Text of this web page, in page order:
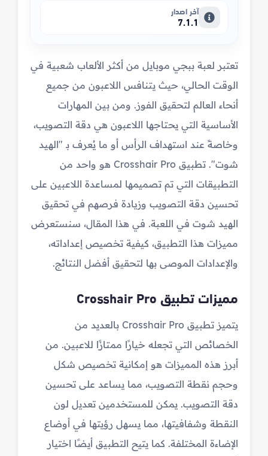
آخر اصدار
7.1.1
تعتبر لعبة ببجي موبايل من أكثر الألعاب شعبية في
الوقت الحالي، حيث يتنافس اللاعبون من جميع
أنحاء العالم لتحقيق الفوز. ومن بين المهارات
الأساسية التي يحتاجها اللاعبون هي دقة التصويب،
وخاصةً عند استهداف الرأس أو ما يُعرف بـ "الهيد
شوت". تطبيق Crosshair Pro هو واحد من
التطبيقات التي تم تصميمها لمساعدة اللاعبين على
تحسين دقة التصويب وزيادة فرصهم في تحقيق
الهيد شوت في اللعبة. في هذا المقال، سنستعرض
مميزات هذا التطبيق، كيفية تخصيص إعداداته،
والإعدادات الموصى بها لتحقيق أفضل النتائج.
مميزات تطبيق Crosshair Pro
يتميز تطبيق Crosshair Pro بالعديد من
الخصائص التي تجعله خيارًا ممتازًا للاعبين. من
أبرز هذه المميزات هو إمكانية تخصيص شكل
وحجم نقطة التصويب، مما يساعد على تحسين
دقة التصويب. يمكن للمستخدمين تعديل لون
النقطة وشفافيتها، مما يسهل رؤيتها في أوضاع
الإضاءة المختلفة. كما يتيح التطبيق أيضًا اختيار